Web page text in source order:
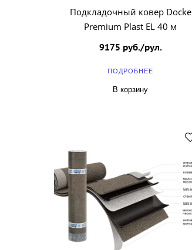
Подкладочный ковер Docke
Premium Plast EL 40 м
9175 руб./рул.
ПОДРОБНЕЕ
В корзину